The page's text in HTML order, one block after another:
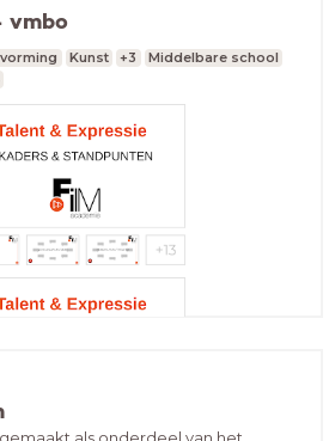
vmbo
Kunst +3
Middelbare school